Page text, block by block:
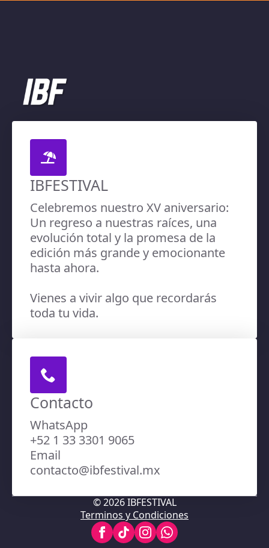
IBFESTIVAL
Celebremos nuestro XV aniversario:
Un regreso a nuestras raíces, una
evolución total y la promesa de la
edición más grande y emocionante
hasta ahora.
Vienes a vivir algo que recordarás
toda tu vida.
Contacto
WhatsApp
+52 1 33 3301 9065
Email
contacto@ibfestival.mx
© 2026 IBFESTIVAL
Terminos y Condiciones